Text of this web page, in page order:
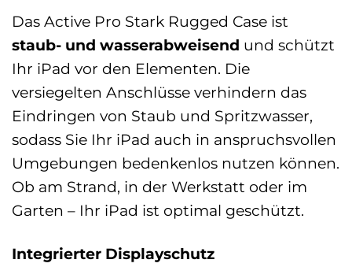
Das Active Pro Stark Rugged Case ist
staub- und wasserabweisend und schützt
Ihr iPad vor den Elementen. Die
versiegelten Anschlüsse verhindern das
Eindringen von Staub und Spritzwasser,
sodass Sie Ihr iPad auch in anspruchsvollen
Umgebungen bedenkenlos nutzen können.
Ob am Strand, in der Werkstatt oder im
Garten – Ihr iPad ist optimal geschützt.
Integrierter Displayschutz